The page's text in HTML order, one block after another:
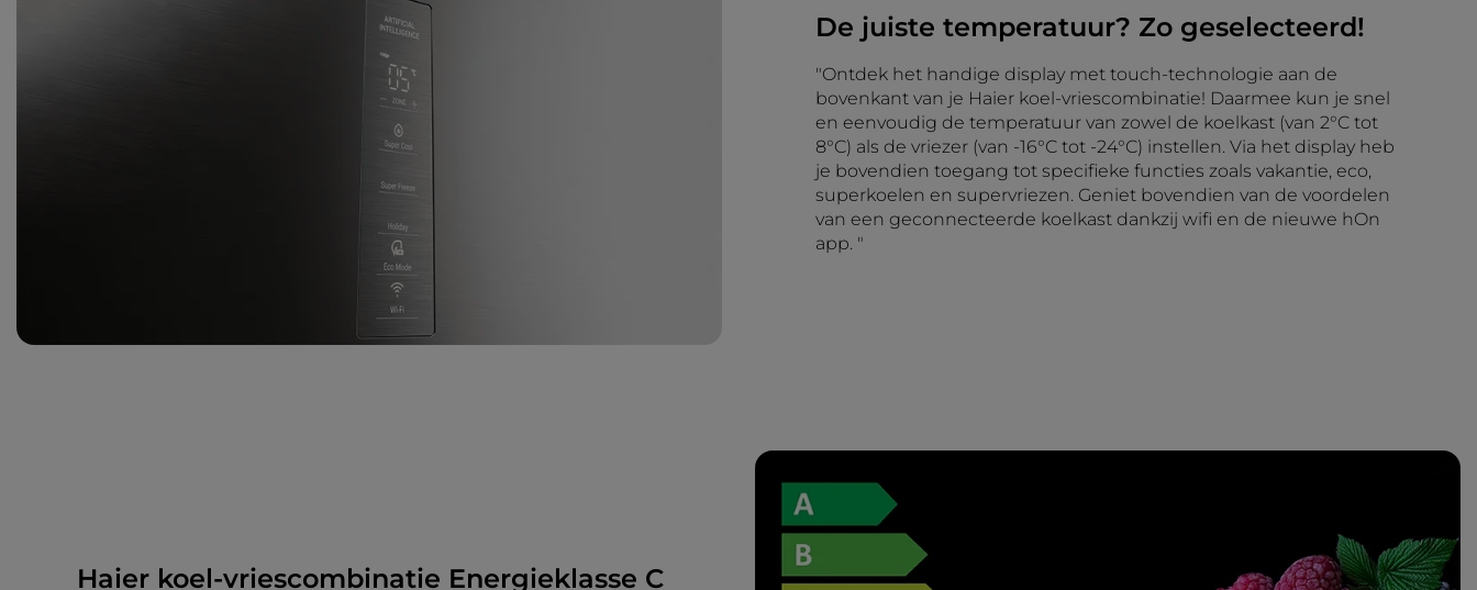
De juiste temperatuur? Zo geselecteerd!
"Ontdek het handige display met touch-technologie aan de
bovenkant van je Haier koel-vriescombinatie! Daarmee kun je snel
en eenvoudig de temperatuur van zowel de koelkast (van 2°C tot
8°C) als de vriezer (van -16°C tot -24°C) instellen. Via het display heb
je bovendien toegang tot specifieke functies zoals vakantie, eco,
superkoelen en supervriezen. Geniet bovendien van de voordelen
van een geconnecteerde koelkast dankzij wifi en de nieuwe hOn
app. "
Haier koel-vriescombinatie Energieklasse C